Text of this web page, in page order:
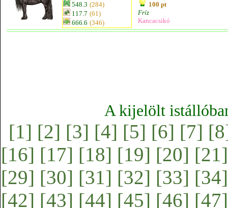
548.3 (284)
117.7 (61)
666.6 (346)
100 pt
Fríz
Kancacsikó
A kijelölt
[1] [2] [3] [4] [5] [6] [7]
[16] [17] [18] [19] [20] [21]
[29] [30] [31] [32] [33] [34]
[42] [43] [44] [45] [46] [47]